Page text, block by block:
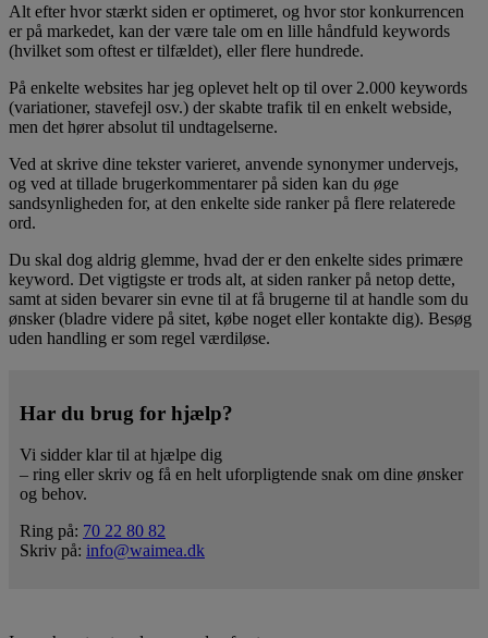
Alt efter hvor stærkt siden er optimeret, og hvor stor konkurrencen
er på markedet, kan der være tale om en lille håndfuld keywords
(hvilket som oftest er tilfældet), eller flere hundrede.
På enkelte websites har jeg oplevet helt op til over 2.000 keywords
(variationer, stavefejl osv.) der skabte trafik til en enkelt webside,
men det hører absolut til undtagelserne.
Ved at skrive dine tekster varieret, anvende synonymer undervejs,
og ved at tillade brugerkommentarer på siden kan du øge
sandsynligheden for, at den enkelte side ranker på flere relaterede
ord.
Du skal dog aldrig glemme, hvad der er den enkelte sides primære
keyword. Det vigtigste er trods alt, at siden ranker på netop dette,
samt at siden bevarer sin evne til at få brugerne til at handle som du
ønsker (bladre videre på sitet, købe noget eller kontakte dig). Besøg
uden handling er som regel værdiløse.
Har du brug for hjælp?
Vi sidder klar til at hjælpe dig
– ring eller skriv og få en helt uforpligtende snak om dine ønsker
og behov.
Ring på: 70 22 80 82
Skriv på: info@waimea.dk